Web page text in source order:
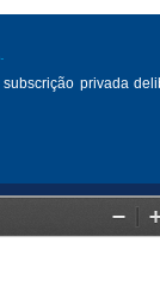
privada